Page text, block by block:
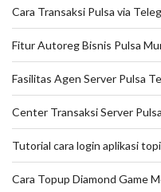
Cara Transaksi Pulsa via
Fitur Autoreg Bisnis Pulsa
Fasilitas Agen Server Pulsa
Center Transaksi Server
Tutorial cara login aplikasi
Cara Topup Diamond Game